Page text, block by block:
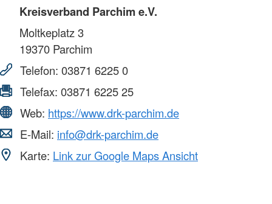
Kreisverband Parchim e.V.
Moltkeplatz 3
19370 Parchim
Telefon: 03871 6225 0
Telefax: 03871 6225 25
Web: https://www.drk-parchim.de
E-Mail: info@drk-parchim.de
Karte: Link zur Google Maps Ansicht